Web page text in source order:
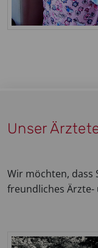
Unser
Wir möchten, dass
freundliches Ärzte-